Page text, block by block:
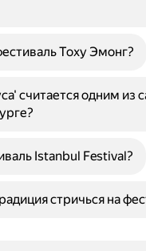
Тоху Эмонг?
считается одним из
Istanbul Festival?
стричься на